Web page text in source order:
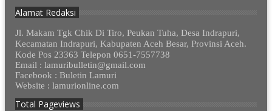
Alamat Redaksi
Jl. Makam Tgk Chik Di Tiro, Peukan Tuha, Desa Indrapuri,
Kecamatan Indrapuri, Kabupaten Aceh Besar, Provinsi Aceh.
Kode Pos 23363 Telepon 0651-7557738
Email : lamuribulletin@gmail.com
Facebook : Buletin Lamuri
Website : lamurionline.com
Total Pageviews